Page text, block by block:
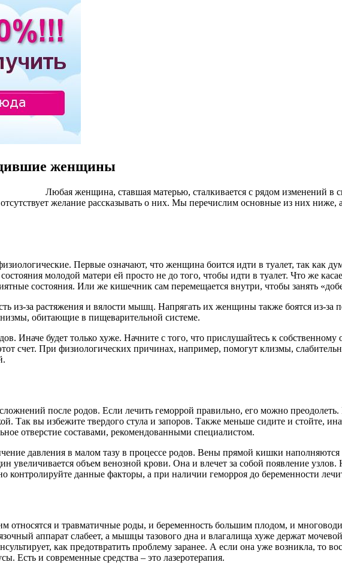
женщины
Любая женщина, ставшая матерью, сталкивается с рядом изменений в
желание рассказывать о них. Мы перечислим основные из них ниже,
Первые означают, что женщина боится идти в туалет, так как
молодой матери ей просто не до того, чтобы идти в туалет. Что же
состояния. Или же кишечник сам перемещается внутри, чтобы занять
из-за растяжения и вялости мышц. Напрягать их женщины также боятся из-за
обитающие в пищеварительной системе.
Иначе будет только хуже. Начните с того, что прислушайтесь к собственному
счет. При физиологических причинах, например, помогут клизмы,
после родов. Если лечить геморрой правильно, его можно
Так вы избежите твердого стула и запоров. Также меньше сидите и стойте,
отверстие составами, рекомендованными специалистом.
давления в малом тазу в процессе родов. Вены прямой кишки наполняются
увеличивается объем венозной крови. Она и влечет за собой появление
данные факторы, а при наличии геморроя до беременности
относятся и травматичные роды, и беременность большим плодом, и
аппарат слабеет, а мышцы тазового дна и влагалища хуже держат
как предотвратить проблему заранее. А если она уже возникла, то
Есть и современные средства – это лазеротерапия.